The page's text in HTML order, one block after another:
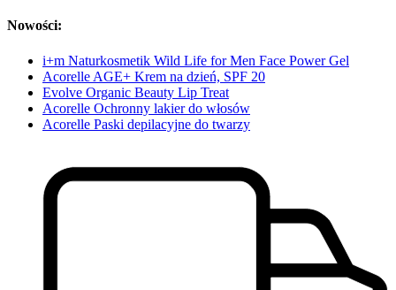
Nowości:
i+m Naturkosmetik Wild Life for Men Face Power Gel
Acorelle AGE+ Krem na dzień, SPF 20
Evolve Organic Beauty Lip Treat
Acorelle Ochronny lakier do włosów
Acorelle Paski depilacyjne do twarzy